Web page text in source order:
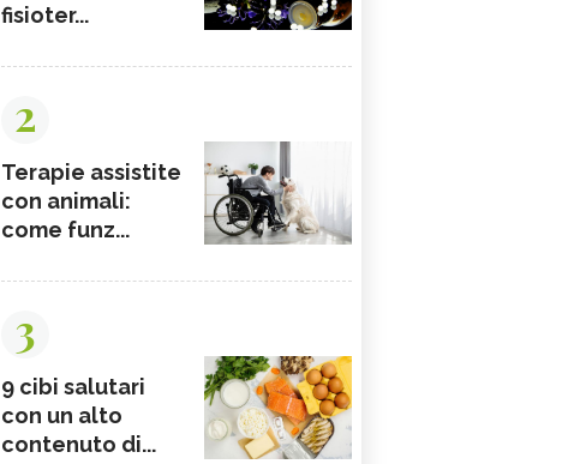
fisioter...
2
Terapie assistite
con animali:
come funz...
3
9 cibi salutari
con un alto
contenuto di...